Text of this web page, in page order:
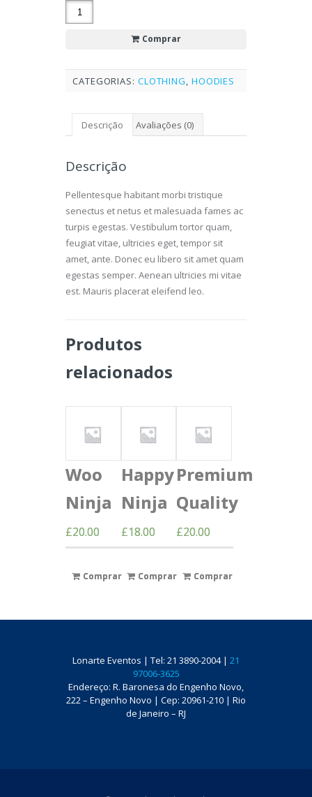
Comprar
CATEGORIAS: CLOTHING, HOODIES
Descrição Avaliações (0)
Descrição
Pellentesque habitant morbi tristique
senectus et netus et malesuada fames ac
turpis egestas. Vestibulum tortor quam,
feugiat vitae, ultricies eget, tempor sit
amet, ante. Donec eu libero sit amet quam
egestas semper. Aenean ultricies mi vitae
est. Mauris placerat eleifend leo.
Produtos
relacionados
Woo
Ninja
£20.00
Comprar
Happy
Ninja
£18.00
Comprar
Premium
Quality
£20.00
Comprar
Lonarte Eventos | Tel: 21 3890-2004 | 21
97006-3625
Endereço: R. Baronesa do Engenho Novo,
222 – Engenho Novo | Cep: 20961-210 | Rio
de Janeiro – RJ